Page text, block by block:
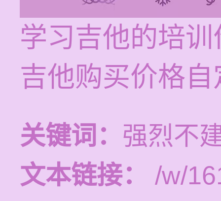
学习吉他的培
吉他购买价格
关键词： 强烈不
文本链接：
/w/